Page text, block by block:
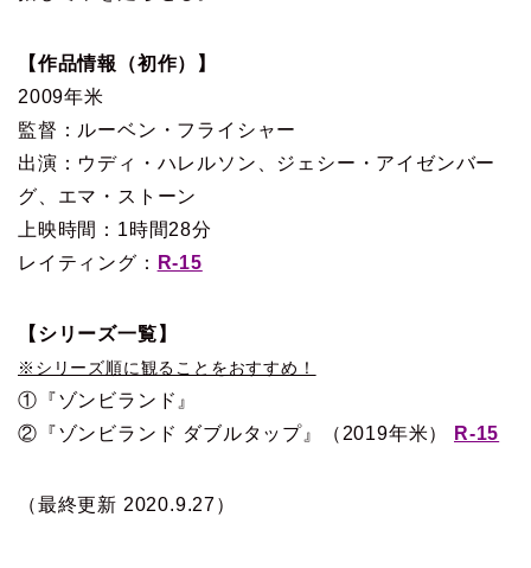
【作品情報（初作）】
2009年米
監督：ルーベン・フライシャー
出演：ウディ・ハレルソン、ジェシー・アイゼンバー
グ、エマ・ストーン
上映時間：1時間28分
レイティング：
R-15
【シリーズ一覧】
※シリーズ順に観ることをおすすめ！
①『ゾンビランド』
②『ゾンビランド ダブルタップ』（2019年米）
R-15
（最終更新 2020.9.27）